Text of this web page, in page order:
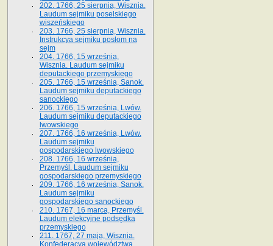
202. 1766, 25 sierpnia, Wisznia.
Laudum sejmiku poselskiego
wiszeńskiego
203. 1766, 25 sierpnia, Wisznia.
Instrukcya sejmiku posłom na
sejm
204. 1766, 15 września,
Wisznia. Laudum sejmiku
deputackiego przemyskiego
205. 1766, 15 września, Sanok.
Laudum sejmiku deputackiego
sanockiego
206. 1766, 15 września, Lwów.
Laudum sejmiku deputackiego
lwowskiego
207. 1766, 16 września, Lwów.
Laudum sejmiku
gospodarskiego lwowskiego
208. 1766, 16 września,
Przemyśl. Laudum sejmiku
gospodarskiego przemyskiego
209. 1766, 16 września, Sanok.
Laudum sejmiku
gospodarskiego sanockiego
210. 1767, 16 marca, Przemyśl.
Laudum elekcyjne podsędka
przemyskiego
211. 1767, 27 maja, Wisznia.
Konfederacya województwa